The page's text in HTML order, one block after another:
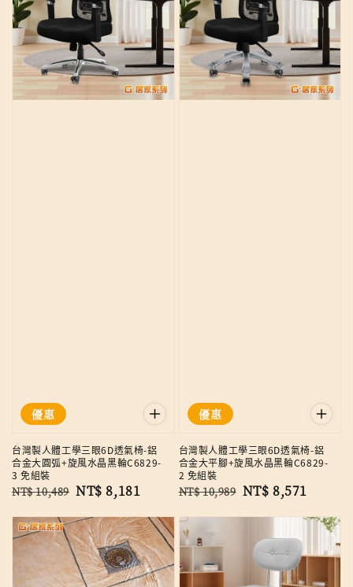
優惠
台灣製人體工學三眼6D透氣椅-鋁
合金大圓弧+旋風水晶黑輪C6829-
3 免組裝
Regular
NT$ 10,489 Sale
NT$ 8,181
優惠
台灣製人體工學三眼6D透氣椅-鋁
合金大平腳+旋風水晶黑輪C6829-
2 免組裝
Regular
NT$ 10,989 Sale
NT$ 8,571